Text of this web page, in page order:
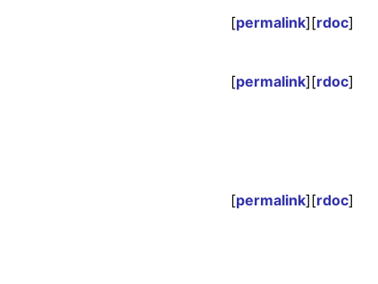
[permalink][rdoc]
[permalink][rdoc]
[permalink][rdoc]